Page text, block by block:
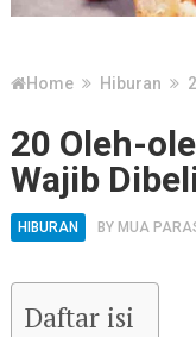
Home Hiburan
20 Oleh-
Wajib
HIBURAN BY MUA
Daftar isi